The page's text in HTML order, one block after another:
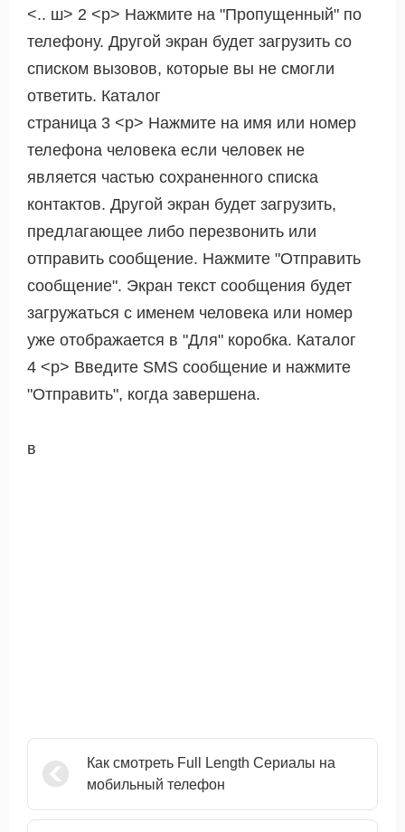
<.. ш> 2 <р> Нажмите на "Пропущенный" по
телефону. Другой экран будет загрузить со
списком вызовов, которые вы не смогли
ответить. Каталог
страница 3 <р> Нажмите на имя или номер
телефона человека если человек не
является частью сохраненного списка
контактов. Другой экран будет загрузить,
предлагающее либо перезвонить или
отправить сообщение. Нажмите "Отправить
сообщение". Экран текст сообщения будет
загружаться с именем человека или номер
уже отображается в "Для" коробка. Каталог
4 <р> Введите SMS сообщение и нажмите
"Отправить", когда завершена.
в
Как смотреть Full Length Сериалы на
мобильный телефон